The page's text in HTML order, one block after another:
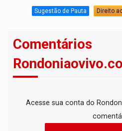
Sugestão de Pauta Direito
Comentários
Acesse sua conta do